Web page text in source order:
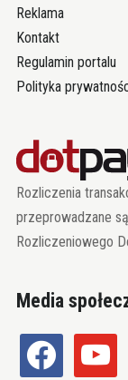
Reklama
Kontakt
Regulamin portalu
Polityka
Rozliczenia
przeprowadzane
Rozliczeniowego
Media
facebook youtube